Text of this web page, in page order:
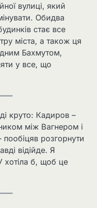
вулиці, який
Обидва
стає все
міста, а також ця
Бахмутом,
у все, що
круто: Кадиров –
між Вагнером і
розгорнути
відійде. Я
хотіла б, щоб це